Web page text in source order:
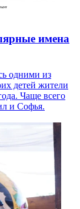
имена
одними из
детей жители
Чаще всего
и Софья.